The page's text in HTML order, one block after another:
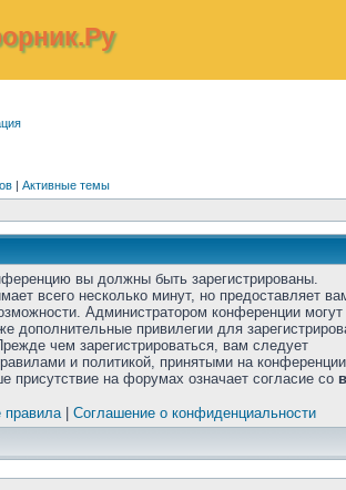
| Активные темы
вы должны быть зарегистрированы.
всего несколько минут, но предоставляет
Администратором конференции
дополнительные привилегии для
чем зарегистрироваться, вам следует
и политикой, принятыми на
присутствие на форумах означает согласие со
| Соглашение о конфиденциальности